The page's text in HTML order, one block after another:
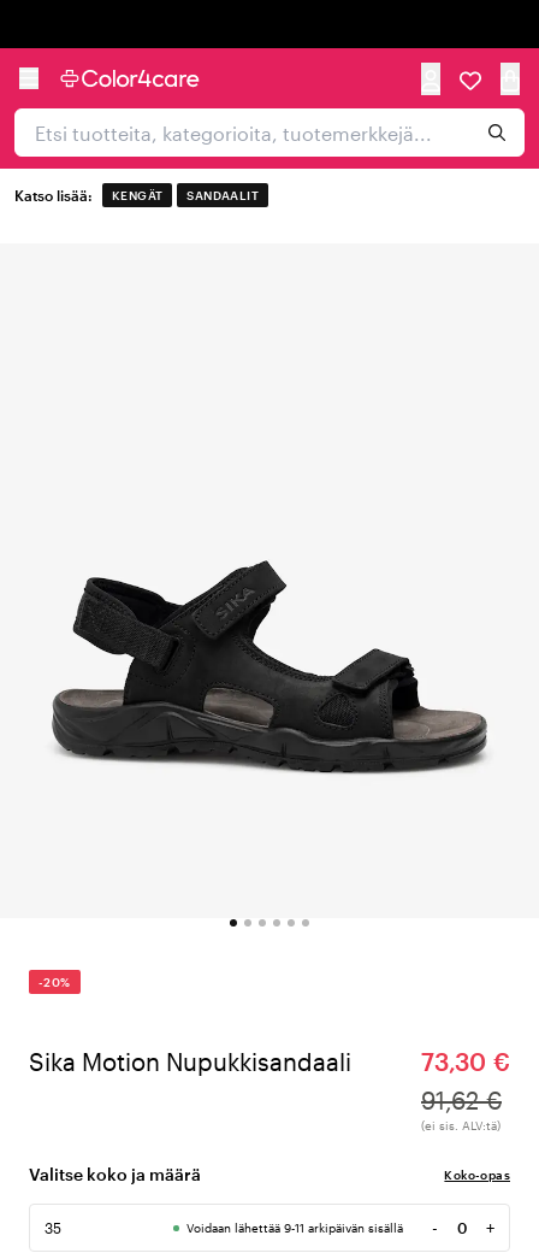
Katso lisää: KENGÄT SANDAALIT
-20%
Sika Motion Nupukkisandaali
73,30 €
91,62 €
(ei sis. ALV:tä)
Valitse koko ja määrä Koko-opas
35 Voidaan lähettää 9-11 arkipäivän sisällä -
Määrä
+